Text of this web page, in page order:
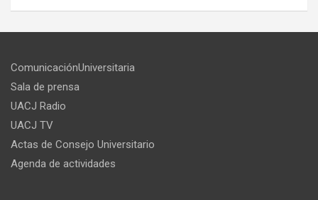
ComunicaciónUniversitaria
Sala de prensa
UACJ Radio
UACJ TV
Actas de Consejo Universitario
Agenda de actividades